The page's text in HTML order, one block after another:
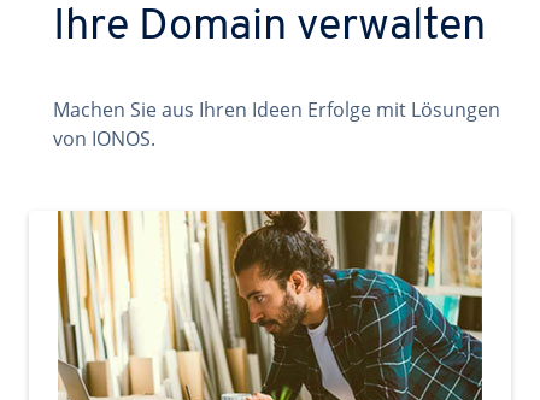
Ihre Domain verwalten
Machen Sie aus Ihren Ideen Erfolge mit Lösungen
von IONOS.